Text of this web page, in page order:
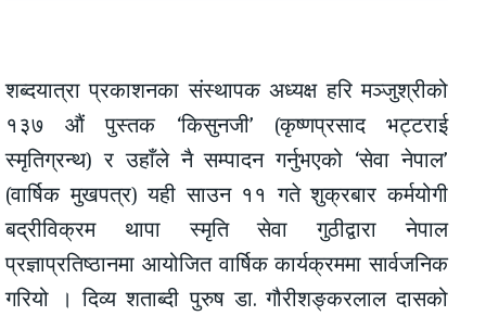
शब्दयात्रा प्रकाशनका संस्थापक अध्यक्ष हरि मञ्जुश्रीको
१३७ औं पुस्तक ‘किसुनजी’ (कृष्णप्रसाद भट्टराई
स्मृतिग्रन्थ) र उहाँले नै सम्पादन गर्नुभएको ‘सेवा नेपाल’
(वार्षिक मुखपत्र) यही साउन ११ गते शुक्रबार कर्मयोगी
बद्रीविक्रम थापा स्मृति सेवा गुठीद्वारा नेपाल
प्रज्ञाप्रतिष्ठानमा आयोजित वार्षिक कार्यक्रममा सार्वजनिक
गरियो । दिव्य शताब्दी पुरुष डा. गौरीशङ्करलाल दासको